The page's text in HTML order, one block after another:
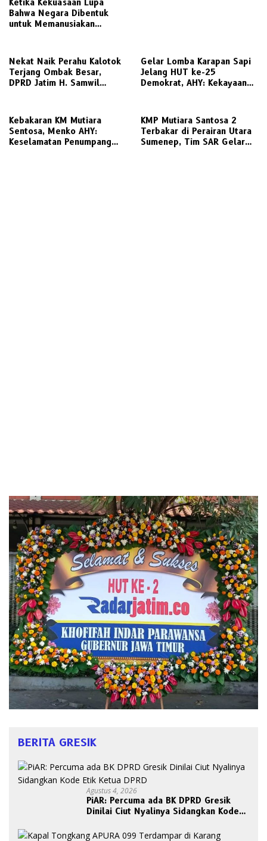
Ketika Kekuasaan Lupa
Bahwa Negara Dibentuk
untuk Memanusiakan
Nekat Naik Perahu Kalotok
Terjang Ombak Besar,
DPRD Jatim H. Samwil
Gelar Lomba Karapan Sapi
Jelang HUT ke-25
Demokrat, AHY: Kekayaan
Kebakaran KM Mutiara
Sentosa, Menko AHY:
Keselamatan Penumpang
KMP Mutiara Santosa 2
Terbakar di Perairan Utara
Sumenep, Tim SAR Gelar
BERITA GRESIK
Agustus 4, 2026
PiAR: Percuma ada BK DPRD Gresik
Dinilai Ciut Nyalinya Sidangkan Kode